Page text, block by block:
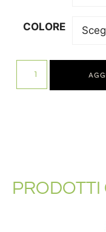
COLORE
PRODOTTI